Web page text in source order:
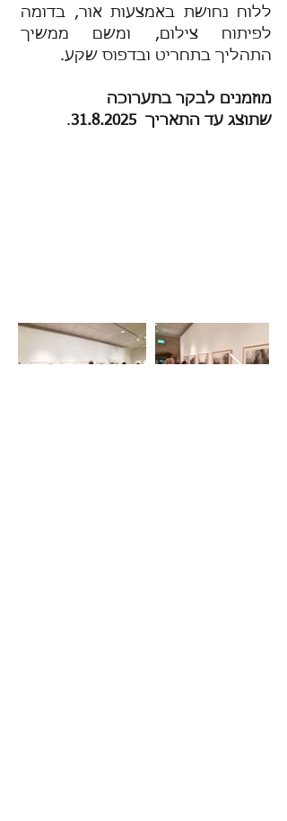
ללוח נחושת באמצעות אור, בדומה
לפיתוח צילום, ומשם ממשיך
התהליך בתחריט ובדפוס שקע.
מוזמנים לבקר בתערוכה
שתוצג עד התאריך 31.8.2025
.